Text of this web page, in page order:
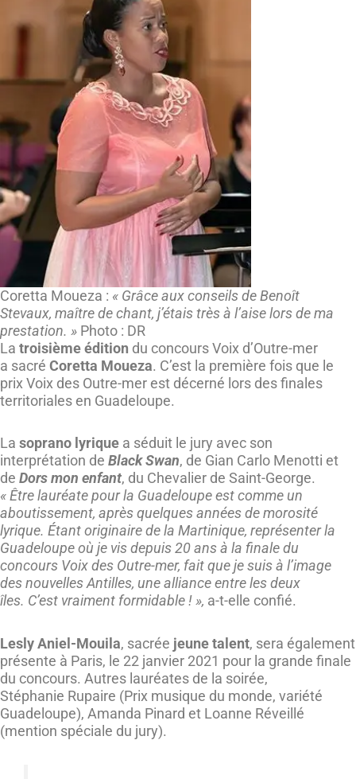
Coretta Moueza : « Grâce aux conseils de Benoît
Stevaux, maître de chant, j’étais très à l’aise lors de ma
prestation. » Photo : DR
La troisième édition du concours Voix d’Outre-mer
a sacré Coretta Moueza. C’est la première fois que le
prix Voix des Outre-mer est décerné lors des finales
territoriales en Guadeloupe.
La soprano lyrique a séduit le jury avec son
interprétation de Black Swan, de Gian Carlo Menotti et
de Dors mon enfant, du Chevalier de Saint-George.
« Être lauréate pour la Guadeloupe est comme un
aboutissement, après quelques années de morosité
lyrique. Étant originaire de la Martinique, représenter la
Guadeloupe où je vis depuis 20 ans à la finale du
concours Voix des Outre-mer, fait que je suis à l’image
des nouvelles Antilles, une alliance entre les deux
îles. C’est vraiment formidable ! », a-t-elle confié.
Lesly Aniel-Mouila, sacrée jeune talent, sera également
présente à Paris, le 22 janvier 2021 pour la grande finale
du concours. Autres lauréates de la soirée,
Stéphanie Rupaire (Prix musique du monde, variété
Guadeloupe), Amanda Pinard et Loanne Réveillé
(mention spéciale du jury).